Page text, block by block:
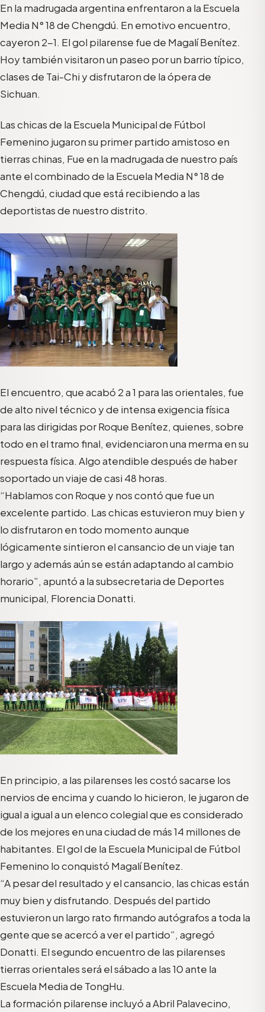
En la madrugada argentina enfrentaron a la Escuela
Media N° 18 de Chengdú. En emotivo encuentro,
cayeron 2-1. El gol pilarense fue de Magalí Benítez.
Hoy también visitaron un paseo por un barrio típico,
clases de Tai-Chi y disfrutaron de la ópera de
Sichuan.
Las chicas de la Escuela Municipal de Fútbol
Femenino jugaron su primer partido amistoso en
tierras chinas, Fue en la madrugada de nuestro país
ante el combinado de la Escuela Media N° 18 de
Chengdú, ciudad que está recibiendo a las
deportistas de nuestro distrito.
El encuentro, que acabó 2 a 1 para las orientales, fue
de alto nivel técnico y de intensa exigencia física
para las dirigidas por Roque Benítez, quienes, sobre
todo en el tramo final, evidenciaron una merma en su
respuesta física. Algo atendible después de haber
soportado un viaje de casi 48 horas.
“Hablamos con Roque y nos contó que fue un
excelente partido. Las chicas estuvieron muy bien y
lo disfrutaron en todo momento aunque
lógicamente sintieron el cansancio de un viaje tan
largo y además aún se están adaptando al cambio
horario”, apuntó a la subsecretaria de Deportes
municipal, Florencia Donatti.
En principio, a las pilarenses les costó sacarse los
nervios de encima y cuando lo hicieron, le jugaron de
igual a igual a un elenco colegial que es considerado
de los mejores en una ciudad de más 14 millones de
habitantes. El gol de la Escuela Municipal de Fútbol
Femenino lo conquistó Magalí Benítez.
“A pesar del resultado y el cansancio, las chicas están
muy bien y disfrutando. Después del partido
estuvieron un largo rato firmando autógrafos a toda la
gente que se acercó a ver el partido”, agregó
Donatti. El segundo encuentro de las pilarenses
tierras orientales será el sábado a las 10 ante la
Escuela Media de TongHu.
La formación pilarense incluyó a Abril Palavecino,